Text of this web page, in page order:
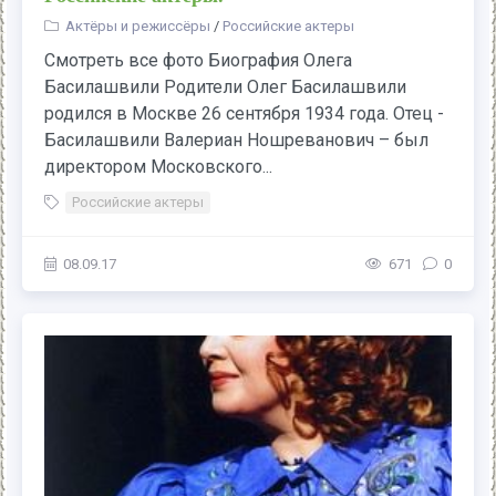
Актёры и режиссёры / Российские актеры
Смотреть все фото Биография Олега
Басилашвили Родители Олег Басилашвили
родился в Москве 26 сентября 1934 года. Отец -
Басилашвили Валериан Ношреванович – был
директором Московского...
Российские актеры
08.09.17 671 0